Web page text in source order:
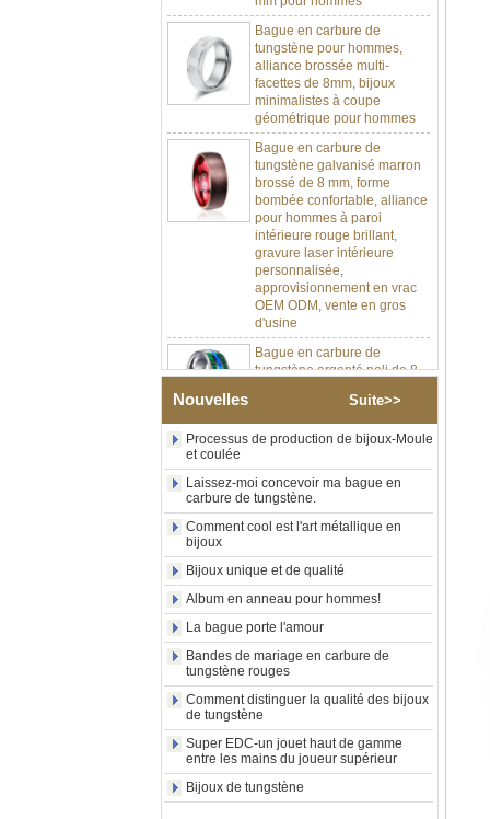
Bague en carbure de
tungstène pour hommes,
alliance brossée multi-
facettes de 8mm, bijoux
minimalistes à coupe
géométrique pour hommes
Bague en carbure de
tungstène galvanisé marron
brossé de 8 mm, forme
bombée confortable, alliance
pour hommes à paroi
intérieure rouge brillant,
gravure laser intérieure
personnalisée,
approvisionnement en vrac
OEM ODM, vente en gros
d'usine
Bague en carbure de
tungstène argenté poli de 8
mm, incrustation centrale
bande de malachite
hommes, gravure laser
approvisionnement en vrac
OEM ODM, vente en gros
d'usin
Bague en carbure de
tungstène avec chevalière
carrée polie noire,
incrustation en bois avec
motif croisé en coquille
d'ormeau, bague de
déclaration religieuse pour
hommes, gravure intérieure
personnalisée,
approvisionnement en vrac
OEM ODM, vente en
Bague en carbure de
tungstène plaqué or rose de
8 mm, corde de guitare rouge
et incrustation d'opale
Nouvelles Suite>>
Processus de production de bijoux-Moule
et coulée
Laissez-moi concevoir ma bague en
carbure de tungstène.
Comment cool est l'art métallique en
bijoux
Bijoux unique et de qualité
Album en anneau pour hommes!
La bague porte l'amour
Bandes de mariage en carbure de
tungstène rouges
Comment distinguer la qualité des bijoux
de tungstène
Super EDC-un jouet haut de gamme
entre les mains du joueur supérieur
Bijoux de tungstène